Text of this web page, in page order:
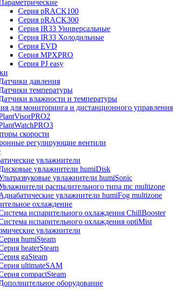
Серия pRACK100
Серия pRACK300
Серия IR33 Универсальные
Серия IR33 Холодильные
Серия EVD
Серия MPXPRO
Серия PJ easy
давления
температуры
влажности и температуры
для мониторинга и дистанционного управления
скорости
регулирующие вентили
увлажнители
увлажнители humiDisk
увлажнители humiSonic
распылительного типа mc multizone
увлажнители humiFog multizone
охлаждение
испарительного охлаждения ChillBooster
испарительного охлаждения optiMist
увлажнители
humiSteam
heaterSteam
gaSteam
ultimateSAM
compactSteam
оборудование